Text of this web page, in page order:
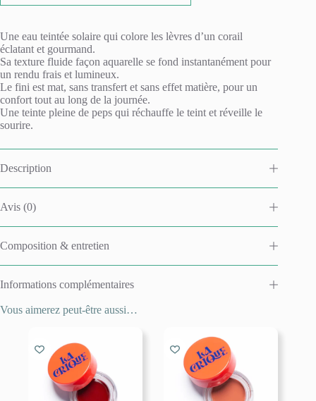
Goyave
punch
e
n
a
t
i
v
e
:
Une eau teintée solaire qui colore les lèvres d’un corail
éclatant et gourmand.
Sa texture fluide façon aquarelle se fond instantanément pour
un rendu frais et lumineux.
Le fini est mat, sans transfert et sans effet matière, pour un
confort tout au long de la journée.
Une teinte pleine de peps qui réchauffe le teint et réveille le
sourire.
Description
Avis (0)
Composition & entretien
Informations complémentaires
Vous aimerez peut-être aussi…